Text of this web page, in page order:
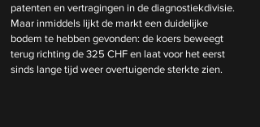
patenten en vertragingen in de diagnostiekdivisie.
Maar inmiddels lijkt de markt een duidelijke
bodem te hebben gevonden: de koers beweegt
terug richting de 325 CHF en laat voor het eerst
sinds lange tijd weer overtuigende sterkte zien.